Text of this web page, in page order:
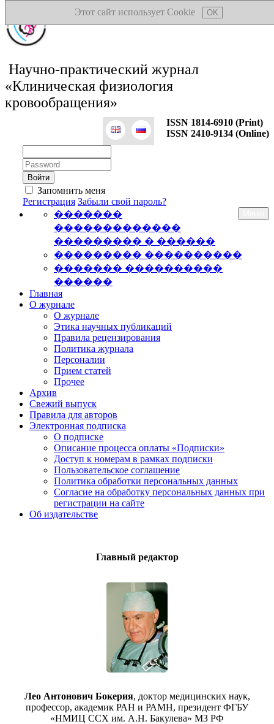
Этот сайт использует Cookie OK
Научно-практический журнал
«Клиническая физиология
кровообращения»
ISSN 1814-6910 (Print)
ISSN 2410-9134 (Online)
Пароль:
Запомнить меня
Регистрация Забыли свой пароль?
�������
�������������
��������� � ������
��������� ����������
������� ����������
������
Главная
О журнале
О журнале
Этика научных публикаций
Правила рецензирования
Политика журнала
Персоналии
Прием статей
Прочее
Архив
Свежий выпуск
Правила для авторов
Электронная подписка
О подписке
Описание процесса оплаты «Подписки»
Доступ к номерам в рамках подписки
Пользовательское соглашение
Политика обработки персональных данных
Согласие на обработку персональных данных при
регистрации на сайте
Об издательстве
Главный редактор
Лео Антонович Бокерия, доктор медицинских наук,
профессор, академик РАН и РАМН, президент ФГБУ
«НМИЦ ССХ им. А.Н. Бакулева» МЗ РФ